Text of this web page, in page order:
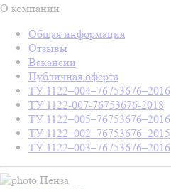
О компании
Общая информация
Отзывы
Вакансии
Публичная оферта
ТУ 1122–004–76753676–2016
ТУ 1122-007-76753676-2018
ТУ 1122–005–76753676–2016
ТУ 1122–002–76753676–2015
ТУ 1122–003–76753676–2016
Пенза